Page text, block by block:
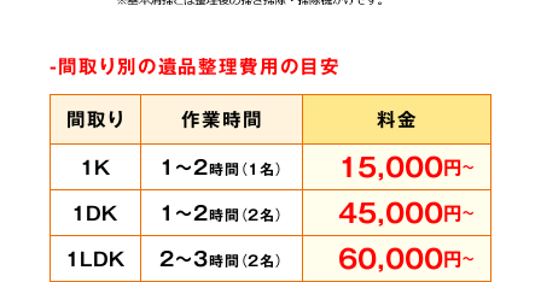
-間取り別の遺品整理費用の目安
間取り
作業時間
料金
1K
1～2時間（1名） 15,000円～
1DK 1～2時間（2名） 45,000円～
1LDK 2～3時間（2名） 60,000円～